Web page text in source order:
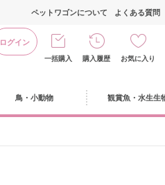
ログイン
ペットワゴンについて よくある質問
一括購入 購入履歴 お気に入り
鳥・小動物 観賞魚・水生生